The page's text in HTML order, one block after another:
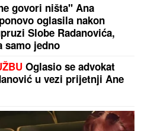
govori ništa" Ana
oglasila nakon
Slobe Radanovića,
samo jedno
Oglasio se advokat
u vezi prijetnji Ane